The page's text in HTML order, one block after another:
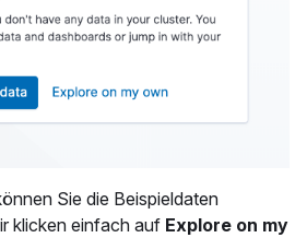
Sie die Beispieldaten
klicken einfach auf Explore on my